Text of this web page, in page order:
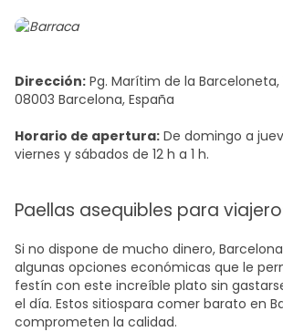
Dirección: Pg. Marítim de la Barceloneta,
08003 Barcelona, España
Horario de apertura: De domingo a
viernes y sábados de 12 h a 1 h.
Paellas asequibles para
Si no dispone de mucho dinero,
algunas opciones económicas que le
festín con este increíble plato sin
el día. Estos sitiospara comer barato en
comprometen la calidad.